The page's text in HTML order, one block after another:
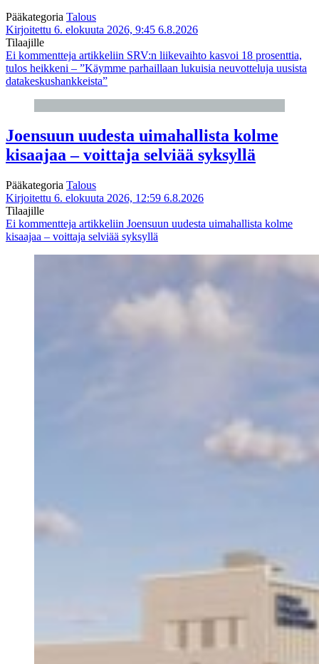
Pääkategoria Talous
Kirjoitettu 6. elokuuta 2026, 9:45 6.8.2026
Tilaajille
Ei kommentteja artikkeliin SRV:n liikevaihto kasvoi 18 prosenttia,
tulos heikkeni – ”Käymme parhaillaan lukuisia neuvotteluja uusista
datakeskushankkeista”
Joensuun uudesta uimahallista kolme
kisaajaa – voittaja selviää syksyllä
Pääkategoria Talous
Kirjoitettu 6. elokuuta 2026, 12:59 6.8.2026
Tilaajille
Ei kommentteja artikkeliin Joensuun uudesta uimahallista kolme
kisaajaa – voittaja selviää syksyllä